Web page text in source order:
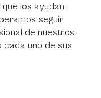
los ayudan
seguir
de nuestros
cada uno de sus